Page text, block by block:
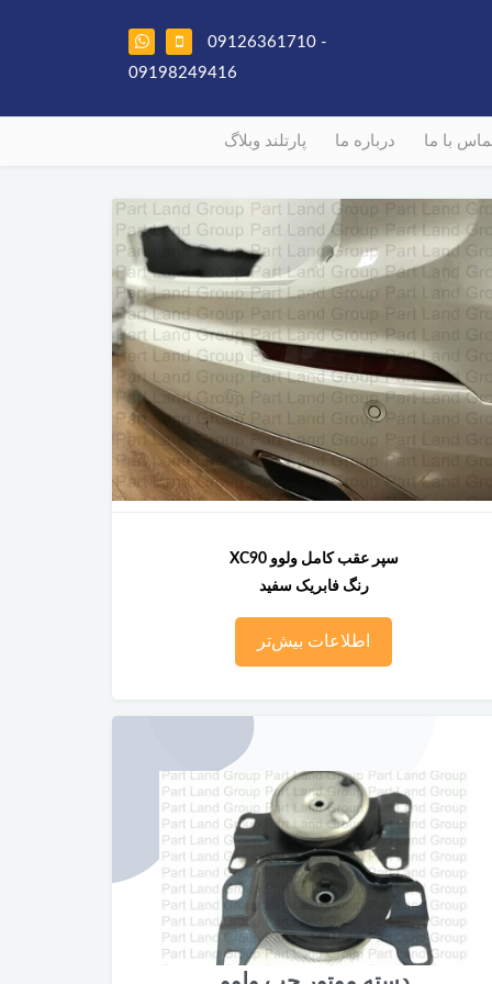
09126361710 -
09198249416
با ما درباره ما پارتلند وبلاگ
سپر عقب کامل ولوو XC90
رنگ فابریک سفید
اطلاعات بیش‌تر